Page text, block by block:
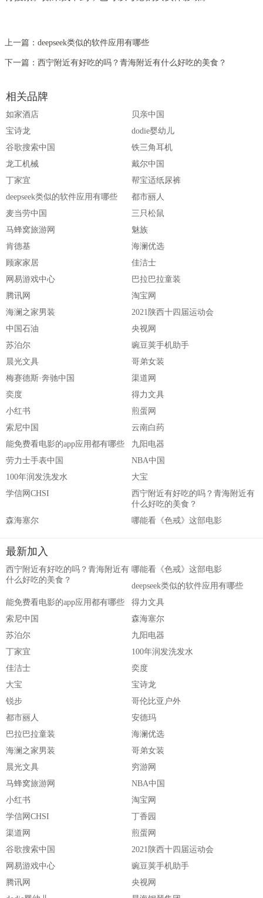
上一篇： deepseek类似的软件应用有哪些
下一篇： 西宁附近有好吃的吗？青海附近有什么好吃的美食？
相关品牌
如家酒店
贝亲中国
宝诗龙
dodie婴幼儿
谷歌搜索中国
铁三角耳机
龙工机械
戴尔中国
丁家宜
帮宝适纸尿裤
deepseek类似的软件应用有哪些
都市丽人
麦当劳中国
三只松鼠
马蜂窝旅游网
魅族
肯德基
海澜优选
顾家家居
佳洁士
网易游戏中心
巴拉巴拉童装
腾讯网
淘宝网
海澜之家男装
2021陕西十四届运动会
中国石油
央视网
苏泊尔
豌豆荚手机助手
晨光文具
哥弟女装
梅赛德斯·奔驰中国
渠道网
奕度
得力文具
小红书
煎蛋网
索尼中国
云南白药
能免费看电影的app应用都有哪些
九阳电器
劳力士手表中国
NBA中国
100年润发洗发水
大宝
学信网CHSI
西宁附近有好吃的吗？青海附近有
什么好吃的美食？
森海塞尔
哪能看《色戒》这部电影
最新加入
西宁附近有好吃的吗？青海附近有
什么好吃的美食？
哪能看《色戒》这部电影
deepseek类似的软件应用有哪些
能免费看电影的app应用都有哪些
得力文具
索尼中国
森海塞尔
苏泊尔
九阳电器
丁家宜
100年润发洗发水
佳洁士
奕度
大宝
宝诗龙
锐步
哥伦比亚户外
都市丽人
安德玛
巴拉巴拉童装
海澜优选
海澜之家男装
哥弟女装
晨光文具
穷游网
马蜂窝旅游网
NBA中国
小红书
淘宝网
学信网CHSI
丁香园
渠道网
煎蛋网
谷歌搜索中国
2021陕西十四届运动会
网易游戏中心
豌豆荚手机助手
腾讯网
央视网